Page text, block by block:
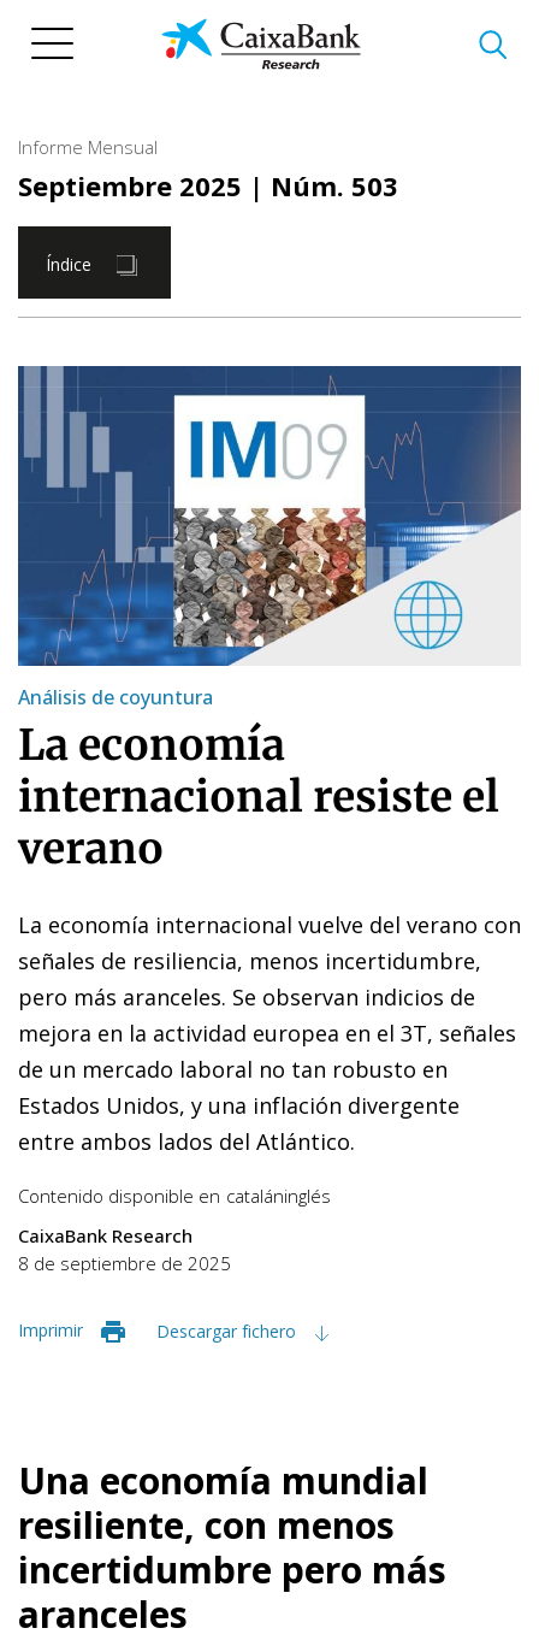
Informe Mensual
Septiembre 2025 | Núm. 503
Índice
Análisis de coyuntura
La economía
internacional resiste el
verano
La economía internacional vuelve del verano con
señales de resiliencia, menos incertidumbre,
pero más aranceles. Se observan indicios de
mejora en la actividad europea en el 3T, señales
de un mercado laboral no tan robusto en
Estados Unidos, y una inflación divergente
entre ambos lados del Atlántico.
Contenido disponible en cataláninglés
CaixaBank Research
8 de septiembre de 2025
Imprimir Descargar fichero
Una economía mundial
resiliente, con menos
incertidumbre pero más
aranceles